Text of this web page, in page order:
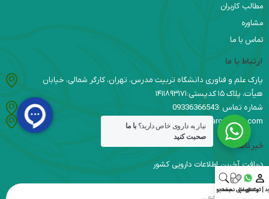
مطالب کاربران
مشاوره
تماس با ما
ارتباط با ما
پارک علم و فناوری دانشگاه تربیت مدرس، تهران، کارگر شمالی، خیابان
هیأت، پلاک ۱۵ کدپستی:۱۴۱۱۸۹۳۱۷۱
شماره تماس :09336366543
info@daromaroo.com
خبرنامه
دریافت آخرین اطلاعات دارویی کشور
| ثبت‌نام
واتس اپ
ارسال نسخه
جستجو
نیاز به داروی خاص دارید؟ با ما
صحبت کنید